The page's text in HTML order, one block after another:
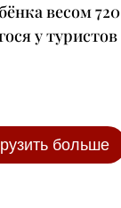
весом 720
у туристов
больше